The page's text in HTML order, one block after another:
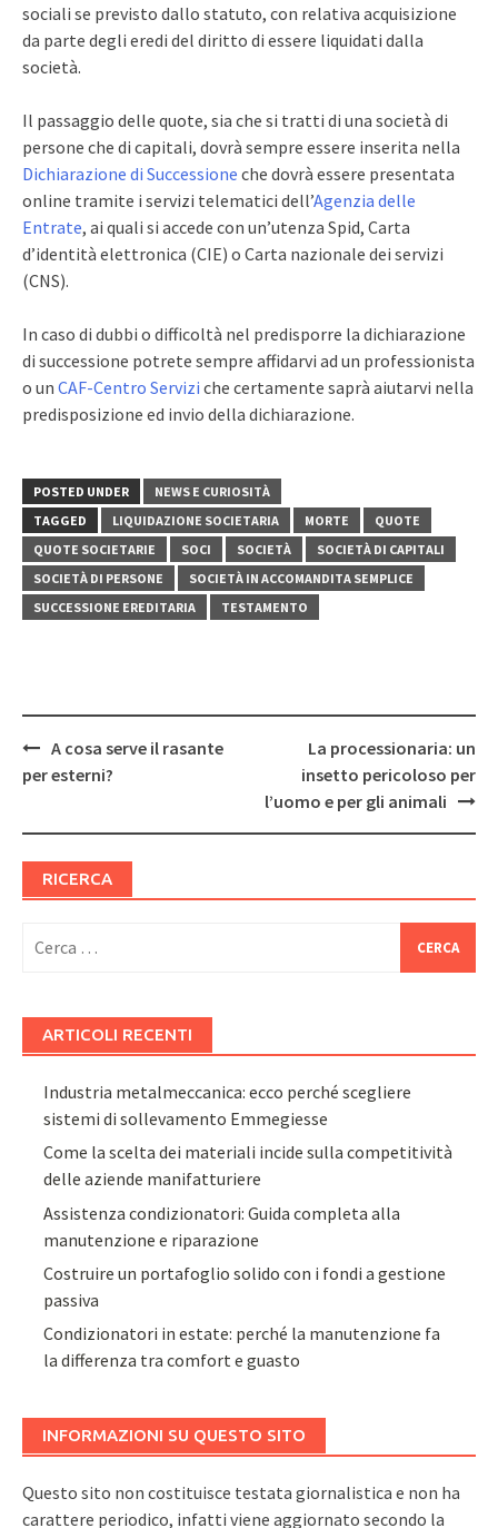
sociali se previsto dallo statuto, con relativa acquisizione
da parte degli eredi del diritto di essere liquidati dalla
società.
Il passaggio delle quote, sia che si tratti di una società di
persone che di capitali, dovrà sempre essere inserita nella
Dichiarazione di Successione che dovrà essere presentata
online tramite i servizi telematici dell’Agenzia delle
Entrate, ai quali si accede con un’utenza Spid, Carta
d’identità elettronica (CIE) o Carta nazionale dei servizi
(CNS).
In caso di dubbi o difficoltà nel predisporre la dichiarazione
di successione potrete sempre affidarvi ad un professionista
o un CAF-Centro Servizi che certamente saprà aiutarvi nella
predisposizione ed invio della dichiarazione.
POSTED UNDER
NEWS E CURIOSITÀ
TAGGED
LIQUIDAZIONE SOCIETARIA MORTE
QUOTE
QUOTE SOCIETARIE
SOCI SOCIETÀ
SOCIETÀ DI CAPITALI
SOCIETÀ DI PERSONE
SOCIETÀ IN ACCOMANDITA SEMPLICE
SUCCESSIONE EREDITARIA
TESTAMENTO
Post
navigation
A cosa serve il rasante
per esterni?
La processionaria: un
insetto pericoloso per
l’uomo e per gli animali
RICERCA
per:
ARTICOLI RECENTI
Industria metalmeccanica: ecco perché scegliere
sistemi di sollevamento Emmegiesse
Come la scelta dei materiali incide sulla competitività
delle aziende manifatturiere
Assistenza condizionatori: Guida completa alla
manutenzione e riparazione
Costruire un portafoglio solido con i fondi a gestione
passiva
Condizionatori in estate: perché la manutenzione fa
la differenza tra comfort e guasto
INFORMAZIONI SU QUESTO SITO
Questo sito non costituisce testata giornalistica e non ha
carattere periodico, infatti viene aggiornato secondo la